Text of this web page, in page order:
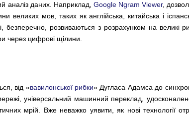
аналіз даних. Наприклад, Google Ngram Viewer,
великих мов, таких як англійська, китайська і
безперечно, розвиваються з розрахунком на великі
через цифрові щілини.
від «вавилонської рибки» Дугласа Адамса до
універсальний машинний переклад,
мрій. Вже неважко уявити, як нові технології